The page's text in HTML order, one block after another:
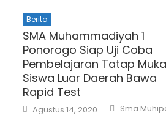
Berita
SMA Muhammadiyah 1
Ponorogo Siap Uji Coba
Pembelajaran Tatap
Siswa Luar Daerah Bawa
Rapid Test
Posted
on
Agustus 14, 2020 Author
Sma